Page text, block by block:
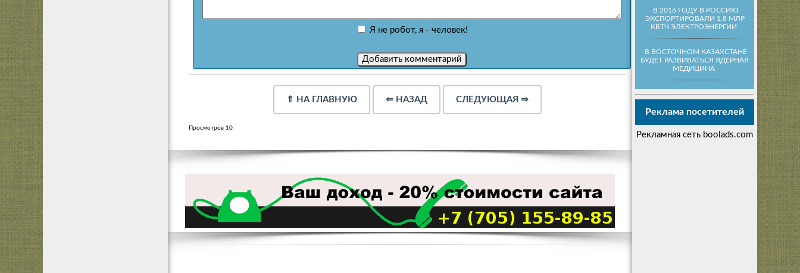
В 2016 ГОДУ В РОССИЮ
ЭКСПОРТИРОВАЛИ 1,8 МЛР
КВТЧ ЭЛЕКТРОЭНЕРГИИ
В ВОСТОЧНОМ КАЗАХСТАНЕ
БУДЕТ РАЗВИВАТЬСЯ ЯДЕРНАЯ
МЕДИЦИНА
Реклама посетителей
Рекламная сеть boolads.com
Я не робот, я - человек!
⇑ НА ГЛАВНУЮ ⇐ НАЗАД СЛЕДУЮЩАЯ ⇒
Просмотров 10